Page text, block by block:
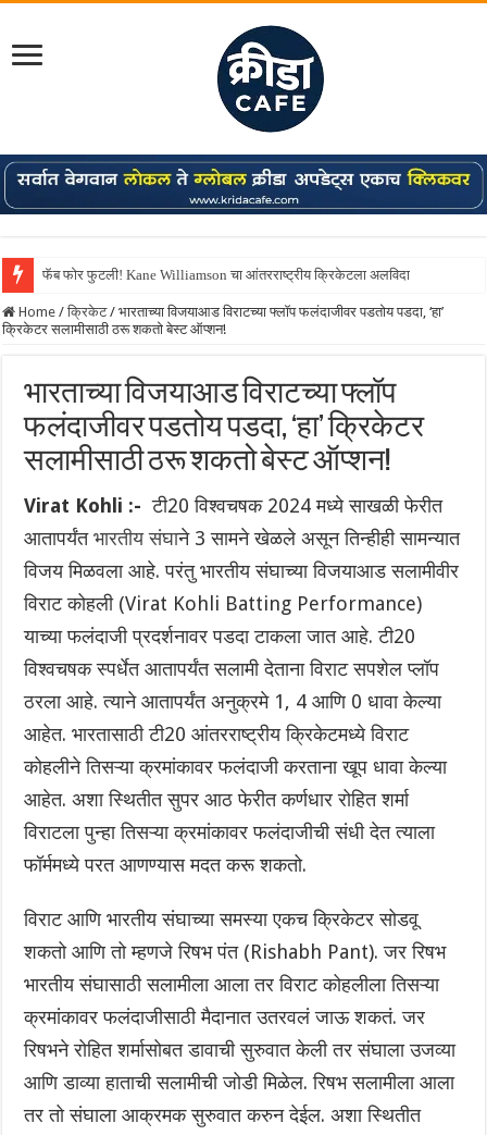
फॅब फोर फुटली! Kane Williamson चा आंतरराष्ट्रीय क्रिकेटला अलविदा
Home / क्रिकेट / भारताच्या विजयाआड विराटच्या फ्लॉप फलंदाजीवर पडतोय पडदा, ‘हा’
क्रिकेटर सलामीसाठी ठरू शकतो बेस्ट ऑप्शन!
भारताच्या विजयाआड विराटच्या फ्लॉप
फलंदाजीवर पडतोय पडदा, ‘हा’ क्रिकेटर
सलामीसाठी ठरू शकतो बेस्ट ऑप्शन!
Virat Kohli :- टी20 विश्वचषक 2024 मध्ये साखळी फेरीत
आतापर्यंतभारतीय संघाने 3 सामने खेळले असून तिन्हीही सामन्यात
विजय मिळवला आहे. परंतु भारतीय संघाच्या विजयाआड सलामीवीर
विराट कोहली (Virat Kohli Batting Performance)
याच्या फलंदाजी प्रदर्शनावर पडदा टाकला जात आहे. टी20
विश्वचषक स्पर्धेत आतापर्यंत सलामी देताना विराट सपशेल प्लॉप
ठरला आहे. त्याने आतापर्यंत अनुक्रमे 1, 4 आणि 0 धावा केल्या
आहेत. भारतासाठी टी20 आंतरराष्ट्रीय क्रिकेटमध्ये विराट
कोहलीने तिसऱ्या क्रमांकावर फलंदाजी करताना खूप धावा केल्या
आहेत. अशा स्थितीत सुपर आठ फेरीत कर्णधार रोहित शर्मा
विराटला पुन्हा तिसऱ्या क्रमांकावर फलंदाजीची संधी देत त्याला
फॉर्ममध्ये परत आणण्यास मदत करू शकतो.
विराट आणि भारतीय संघाच्या समस्या एकच क्रिकेटर सोडवू
शकतो आणि तो म्हणजे रिषभ पंत (Rishabh Pant). जर रिषभ
भारतीय संघासाठी सलामीला आला तर विराट कोहलीला तिसऱ्या
क्रमांकावर फलंदाजीसाठी मैदानात उतरवलं जाऊ शकतं. जर
रिषभने रोहित शर्मासोबत डावाची सुरुवात केली तर संघाला उजव्या
आणि डाव्या हाताची सलामीची जोडी मिळेल. रिषभ सलामीला आला
तर तो संघाला आक्रमक सुरुवात करुन देईल. अशा स्थितीत